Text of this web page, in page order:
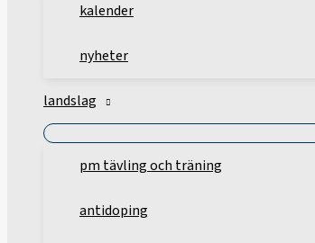
kalender
nyheter
landslag
pm tävling och träning
antidoping